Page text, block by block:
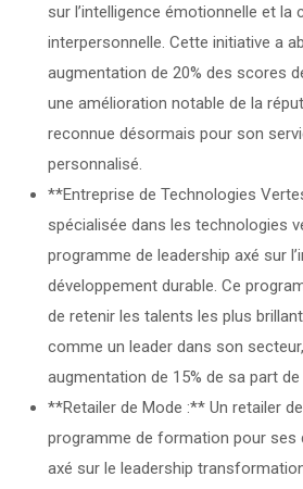
sur l’intelligence émotionnelle et la
interpersonnelle. Cette initiative a
augmentation de 20% des scores
une amélioration notable de la
reconnue désormais pour son
personnalisé.
**Entreprise de Technologies
spécialisée dans les technologies
programme de leadership axé sur
développement durable. Ce
de retenir les talents les plus
comme un leader dans son
augmentation de 15% de sa part
**Retailer de Mode :** Un retailer
programme de formation pour ses
axé sur le leadership